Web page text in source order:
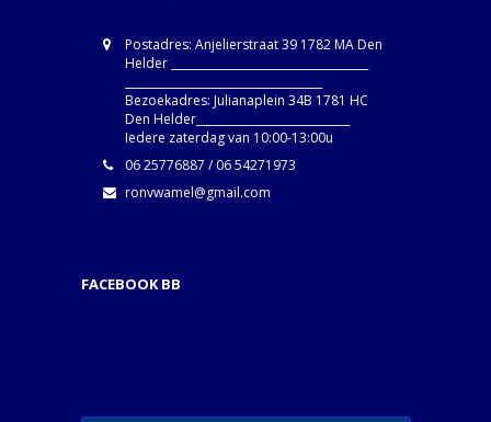
Postadres: Anjelierstraat 39 1782 MA Den
Helder ____________________________________
Bezoekadres: Julianaplein 34B 1781 HC
Den Helder____________________________
Iedere zaterdag van 10:00-13:00u
06 25776887 / 06 54271973
ronvwamel@gmail.com
FACEBOOK BB